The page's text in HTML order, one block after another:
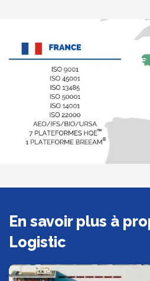
En savoir plus à
Logistic